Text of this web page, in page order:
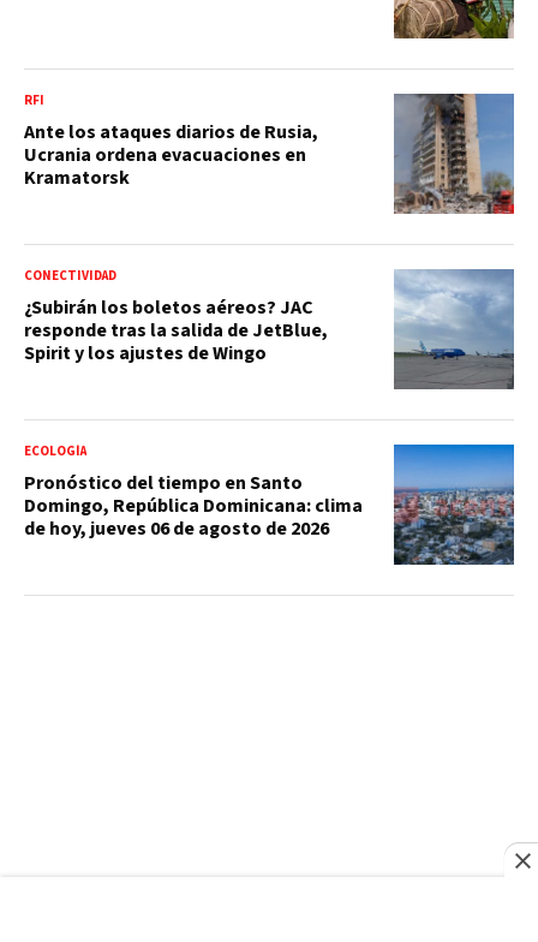
RFI
Ante los ataques diarios de Rusia,
Ucrania ordena evacuaciones en
Kramatorsk
CONECTIVIDAD
¿Subirán los boletos aéreos? JAC
responde tras la salida de JetBlue,
Spirit y los ajustes de Wingo
ECOLOGÍA
Pronóstico del tiempo en Santo
Domingo, República Dominicana: clima
de hoy, jueves 06 de agosto de 2026